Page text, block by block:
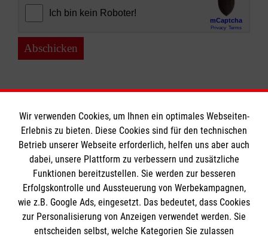
Abschicken
Informationen
Impressum
Datenschutz
Barrierefreiheit
Die Malteser
Wir verwenden Cookies, um Ihnen ein optimales Webseiten-
Erlebnis zu bieten. Diese Cookies sind für den technischen
Betrieb unserer Webseite erforderlich, helfen uns aber auch
dabei, unsere Plattform zu verbessern und zusätzliche
Funktionen bereitzustellen. Sie werden zur besseren
Erfolgskontrolle und Aussteuerung von Werbekampagnen,
wie z.B. Google Ads, eingesetzt. Das bedeutet, dass Cookies
zur Personalisierung von Anzeigen verwendet werden. Sie
entscheiden selbst, welche Kategorien Sie zulassen